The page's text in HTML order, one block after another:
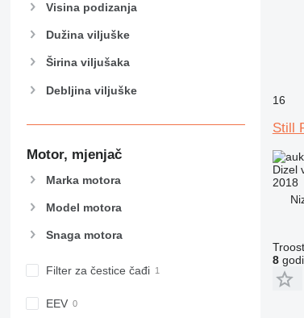
Visina podizanja
Dužina viljuške
Širina viljušaka
Debljina viljuške
Motor, mjenjač
Marka motora
Model motora
Snaga motora
Filter za čestice čađi
EEV
16
Still
Dizel
2018
8